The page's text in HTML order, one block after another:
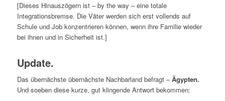
[Dieses Hinauszögern ist – by the way – eine totale
Integrationsbremse. Die Väter werden sich erst vollends auf
Schule und Job konzentrieren können, wenn ihre Familie wieder
bei ihnen und in Sicherheit ist.]
Update.
Das übernächste übernächste Nachbarland befragt –Ägypten.
Und soeben diese kurze, gut klingende Antwort bekommen: